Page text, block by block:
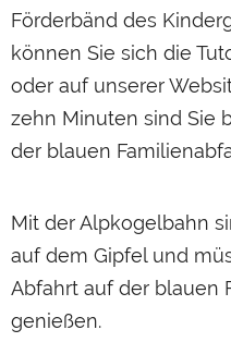
Förderbänd des
können Sie sich die
oder auf unserer
zehn Minuten sind Sie
der blauen
Mit der Alpkogelbahn
auf dem Gipfel und
Abfahrt auf der blauen
genießen.